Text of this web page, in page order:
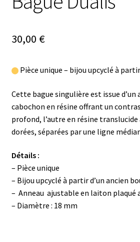
30,00 €
Pièce unique – bijou upcyclé à
Cette bague singulière est issue d’un
cabochon en résine offrant un
profond, l’autre en résine
dorées, séparées par une ligne
Détails :
– Pièce unique
– Bijou upcyclé à partir d’un ancien
– Anneau ajustable en laiton plaqué
– Diamètre : 18 mm